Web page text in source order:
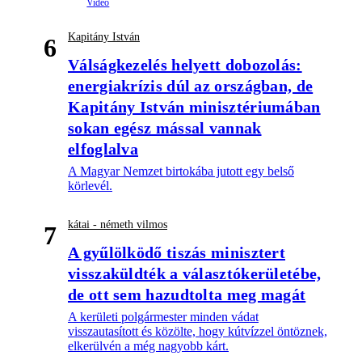
6 Kapitány István
Válságkezelés helyett dobozolás:
energiakrízis dúl az országban, de
Kapitány István minisztériumában
sokan egész mással vannak
elfoglalva
A Magyar Nemzet birtokába jutott egy belső
körlevél.
7 kátai - németh vilmos
A gyűlölködő tiszás minisztert
visszaküldték a választókerületébe,
de ott sem hazudtolta meg magát
A kerületi polgármester minden vádat
visszautasított és közölte, hogy kútvízzel öntöznek,
elkerülvén a még nagyobb kárt.